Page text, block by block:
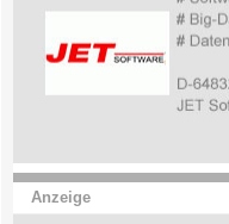
Anzeige